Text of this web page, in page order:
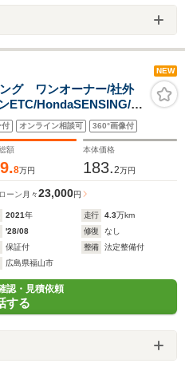
NEW
グ ワンオーナー/社外
ETC/HondaSENSING/レ
コーナーセンサー/衝突
両側パワスラ/横滑り防止
付 オンライン相談可 360°画像付
額
8万円
本体価格
183.2万円
ーン 月々23,000円
2021年 走行 4.3万km
'28/08 修復
なし
保証付 整備
法定整備付
広島県福山市
認・見積依頼
する